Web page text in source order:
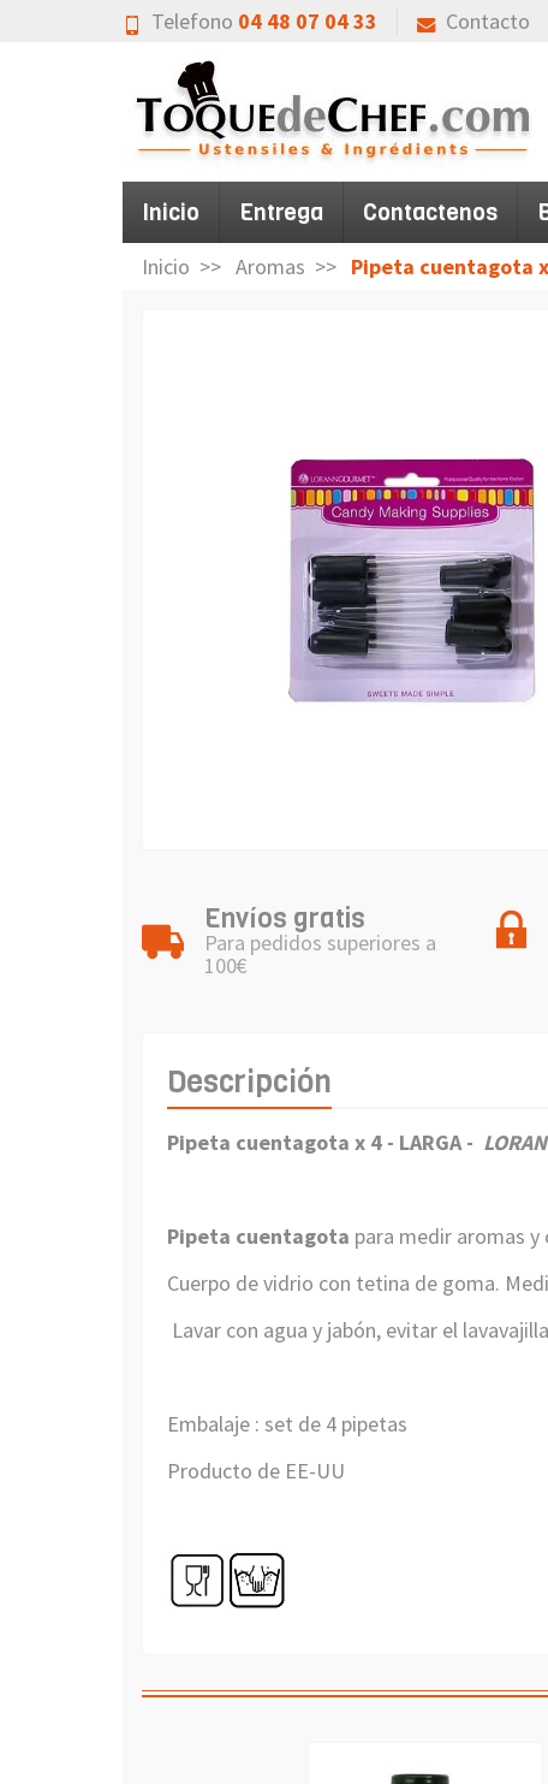
Telefono 04 48 07 04 33 Contacto
Inicio Entrega Contactenos
Inicio Aromas Pipeta cuentagota x
Envíos gratis
Para pedidos superiores a
100€
Descripción
Pipeta cuentagota x 4 - LARGA -
Pipeta cuentagota para medir aromas y
Cuerpo de vidrio con tetina de goma.
Lavar con agua y jabón, evitar el
Embalaje : set de 4 pipetas
Producto de EE-UU